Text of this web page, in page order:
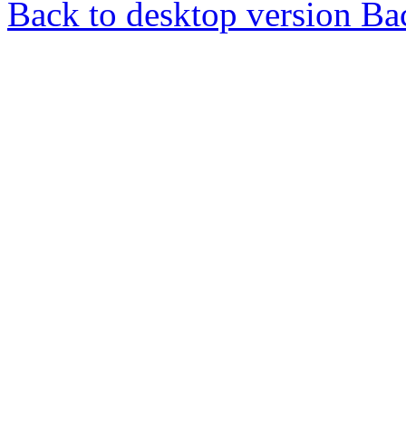
Back to desktop version